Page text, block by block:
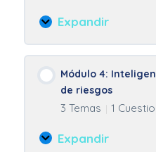
de
GPS
Expandir
Módulo
3:
de
personas
y
con
Módulo 4:
de riesgos
3 Temas 1
Expandir
Módulo